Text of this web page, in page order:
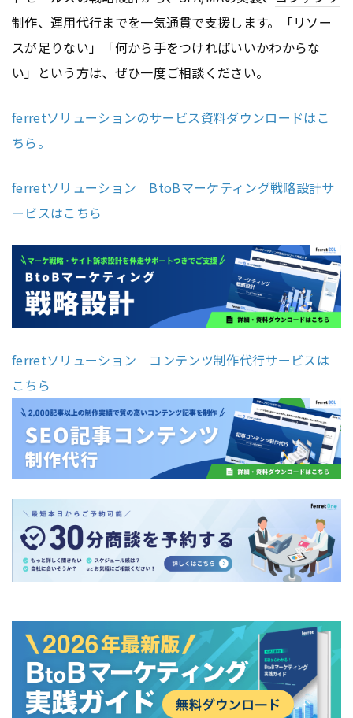
制作、運用代行までを一気通貫で支援します。「リソー
スが足りない」「何から手をつければいいかわからな
い」という方は、ぜひ一度ご相談ください。
ferretソリューションのサービス資料ダウンロードはこ
ちら。
ferretソリューション｜BtoBマーケティング戦略設計サ
ービスはこちら
ferretソリューション｜コンテンツ制作代行サービスは
こちら